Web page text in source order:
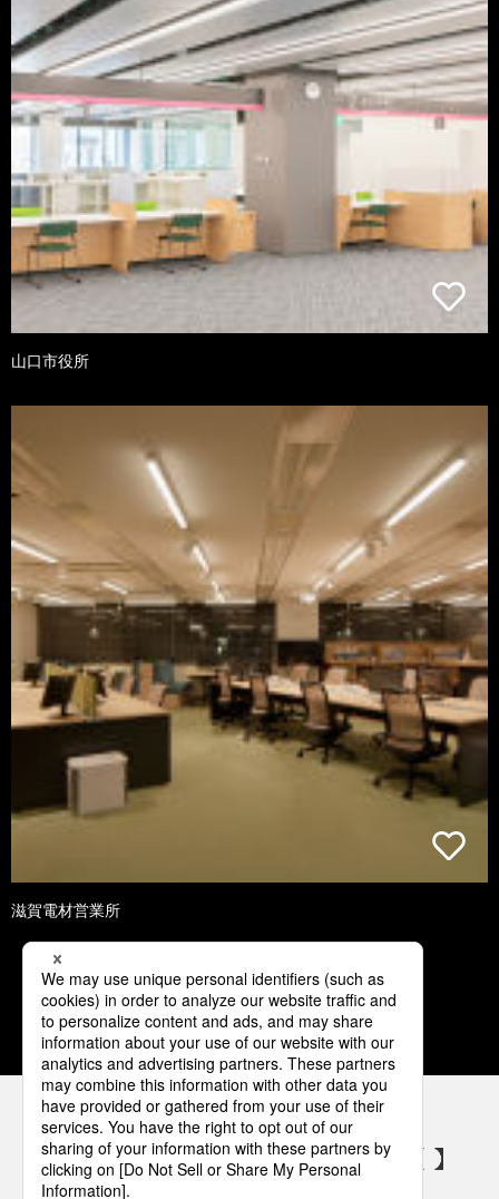
山口市役所
滋賀電材営業所
1 2 3 4 5
パナソニックの電気設備 SNSアカウント